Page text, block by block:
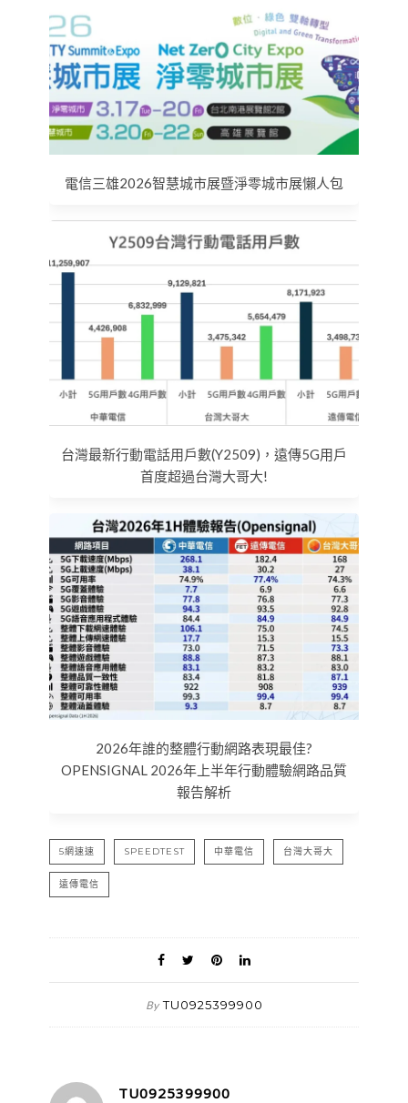
電信三雄2026智慧城市展暨淨零城市展懶人包
台灣最新行動電話用戶數(Y2509)，遠傳5G用戶
首度超過台灣大哥大!
2026年誰的整體行動網路表現最佳?
OPENSIGNAL 2026年上半年行動體驗網路品質
報告解析
5網速速 SPEEDTEST 中華電信 台灣大哥大
遠傳電信
By TU0925399900
TU0925399900